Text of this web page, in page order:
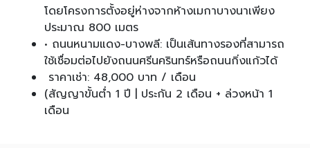
โดยโครงการตั้งอยู่ห่างจากห้างเมกาบางนาเพียง
ประมาณ 800 เมตร
• ถนนหนามแดง-บางพลี: เป็นเส้นทางรองที่สามารถ
ใช้เชื่อมต่อไปยังถนนศรีนครินทร์หรือถนนกิ่งแก้วได้
ราคาเช่า: 48,000 บาท / เดือน
(สัญญาขั้นต่ำ 1 ปี | ประกัน 2 เดือน + ล่วงหน้า 1
เดือน